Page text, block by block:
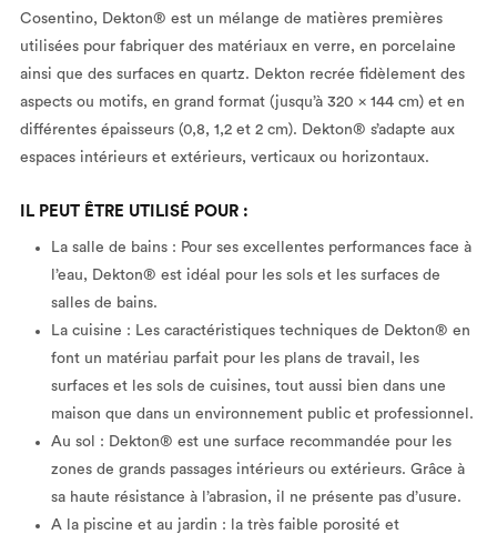
Cosentino, Dekton® est un mélange de matières premières
utilisées pour fabriquer des matériaux en verre, en porcelaine
ainsi que des surfaces en quartz. Dekton recrée fidèlement des
aspects ou motifs, en grand format (jusqu’à 320 x 144 cm) et en
différentes épaisseurs (0,8, 1,2 et 2 cm). Dekton® s’adapte aux
espaces intérieurs et extérieurs, verticaux ou horizontaux.
IL PEUT ÊTRE UTILISÉ POUR :
La salle de bains : Pour ses excellentes performances face à
l’eau, Dekton® est idéal pour les sols et les surfaces de
salles de bains.
La cuisine : Les caractéristiques techniques de Dekton® en
font un matériau parfait pour les plans de travail, les
surfaces et les sols de cuisines, tout aussi bien dans une
maison que dans un environnement public et professionnel.
Au sol : Dekton® est une surface recommandée pour les
zones de grands passages intérieurs ou extérieurs. Grâce à
sa haute résistance à l’abrasion, il ne présente pas d’usure.
A la piscine et au jardin : la très faible porosité et